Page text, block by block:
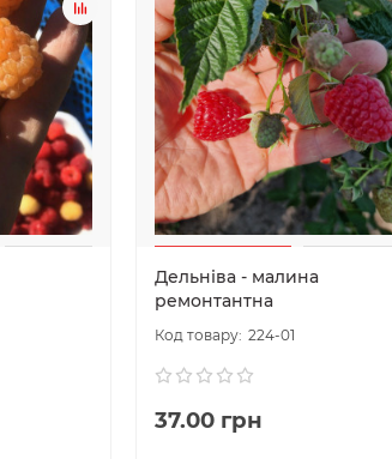
Дельніва - малина
ремонтантна
224-01
37.00 грн